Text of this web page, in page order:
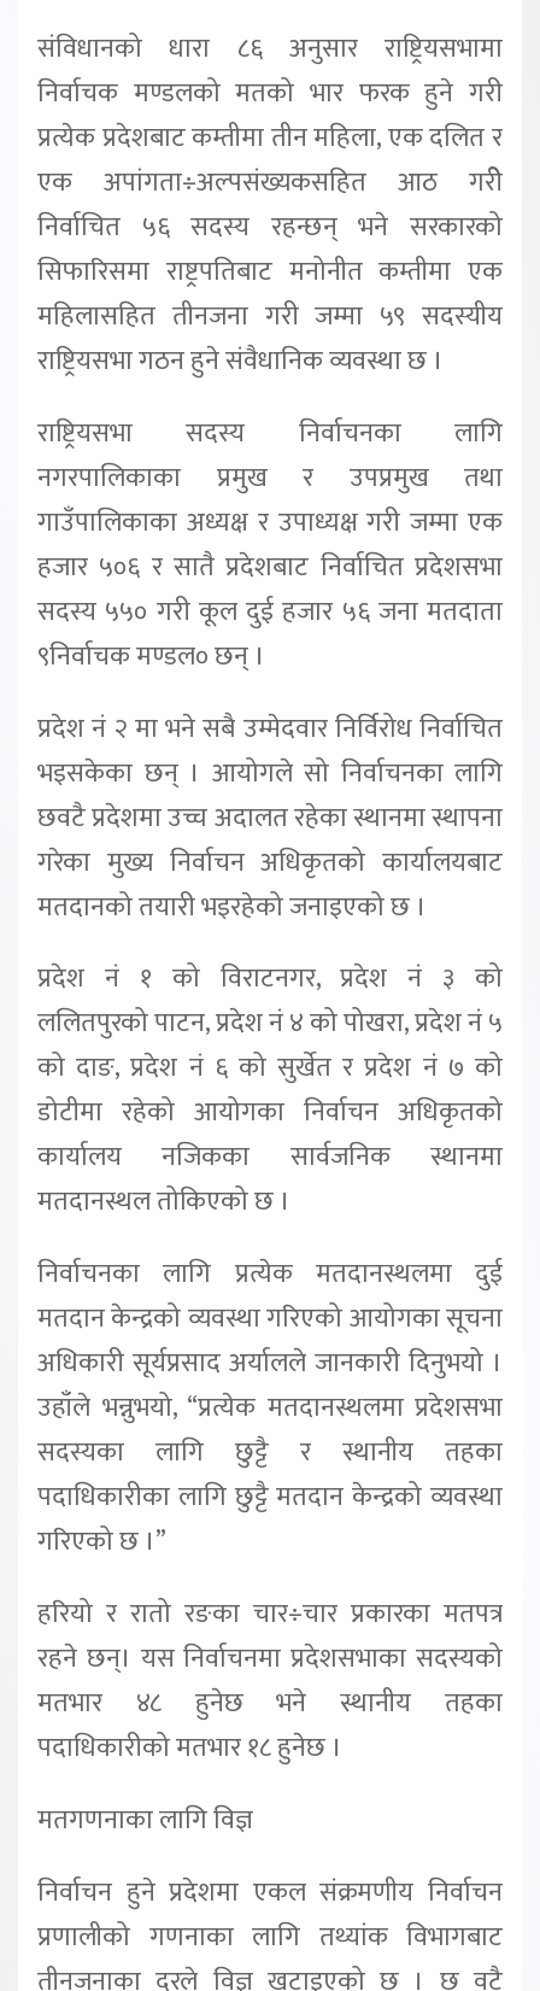
संविधानको धारा ८६ अनुसार राष्ट्रियसभामा
निर्वाचक मण्डलको मतको भार फरक हुने गरी
प्रत्येक प्रदेशबाट कम्तीमा तीन महिला, एक दलित र
एक अपांगता÷अल्पसंख्यकसहित आठ गरीे
निर्वाचित ५६ सदस्य रहन्छन् भने सरकारको
सिफारिसमा राष्ट्रपतिबाट मनोनीत कम्तीमा एक
महिलासहित तीनजना गरी जम्मा ५९ सदस्यीय
राष्ट्रियसभा गठन हुने संवैधानिक व्यवस्था छ ।
राष्ट्रियसभा सदस्य निर्वाचनका लागि
नगरपालिकाका प्रमुख र उपप्रमुख तथा
गाउँपालिकाका अध्यक्ष र उपाध्यक्ष गरी जम्मा एक
हजार ५०६ र सातै प्रदेशबाट निर्वाचित प्रदेशसभा
सदस्य ५५० गरी कूल दुई हजार ५६ जना मतदाता
९निर्वाचक मण्डल० छन् ।
प्रदेश नं २ मा भने सबै उम्मेदवार निर्विरोध निर्वाचित
भइसकेका छन् । आयोगले सो निर्वाचनका लागि
छवटै प्रदेशमा उच्च अदालत रहेका स्थानमा स्थापना
गरेका मुख्य निर्वाचन अधिकृतको कार्यालयबाट
मतदानको तयारी भइरहेको जनाइएको छ ।
प्रदेश नं १ को विराटनगर, प्रदेश नं ३ को
ललितपुरको पाटन, प्रदेश नं ४ को पोखरा, प्रदेश नं ५
को दाङ, प्रदेश नं ६ को सुर्खेत र प्रदेश नं ७ को
डोटीमा रहेको आयोगका निर्वाचन अधिकृतको
कार्यालय नजिकका सार्वजनिक स्थानमा
मतदानस्थल तोकिएको छ ।
निर्वाचनका लागि प्रत्येक मतदानस्थलमा दुई
मतदान केन्द्रको व्यवस्था गरिएको आयोगका सूचना
अधिकारी सूर्यप्रसाद अर्यालले जानकारी दिनुभयो ।
उहाँले भन्नुभयो, “प्रत्येक मतदानस्थलमा प्रदेशसभा
सदस्यका लागि छुट्टै र स्थानीय तहका
पदाधिकारीका लागि छुट्टै मतदान केन्द्रको व्यवस्था
गरिएको छ ।”
हरियो र रातो रङका चार÷चार प्रकारका मतपत्र
रहने छन्। यस निर्वाचनमा प्रदेशसभाका सदस्यको
मतभार ४८ हुनेछ भने स्थानीय तहका
पदाधिकारीको मतभार १८ हुनेछ ।
मतगणनाका लागि विज्ञ
निर्वाचन हुने प्रदेशमा एकल संक्रमणीय निर्वाचन
प्रणालीको गणनाका लागि तथ्यांक विभागबाट
तीनजनाका दरले विज्ञ खटाइएको छ । छ वटै